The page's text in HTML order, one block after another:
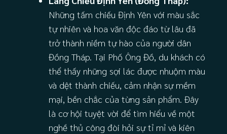
Những tấm chiếu Định Yên với màu sắc
tự nhiên và hoa văn độc đáo từ lâu đã
trở thành niềm tự hào của người dân
Đồng Tháp. Tại Phố Ông Đồ, du khách có
thể thấy những sợi lác được nhuộm màu
và dệt thành chiếu, cảm nhận sự mềm
mại, bền chắc của từng sản phẩm. Đây
là cơ hội tuyệt vời để tìm hiểu về một
nghề thủ công đòi hỏi sự tỉ mỉ và kiên